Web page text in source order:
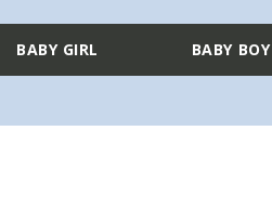
BABY GIRL BABY BOY